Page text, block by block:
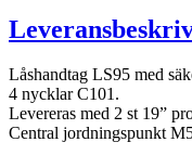
Låshandtag LS95 med
4 nycklar C101.
Levereras med 2 st 19”
Central jordningspunkt